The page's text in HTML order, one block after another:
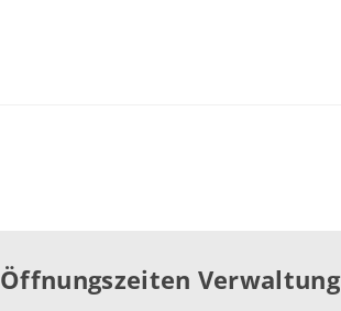
Öffnungszeiten Verwaltung